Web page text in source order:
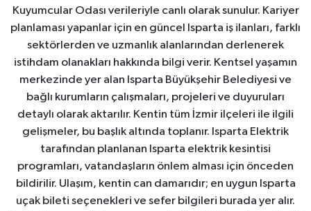
Kuyumcular Odası verileriyle canlı olarak sunulur. Kariyer
planlaması yapanlar için en güncel Isparta iş ilanları, farklı
sektörlerden ve uzmanlık alanlarından derlenerek
istihdam olanakları hakkında bilgi verir. Kentsel yaşamın
merkezinde yer alan Isparta Büyükşehir Belediyesi ve
bağlı kurumların çalışmaları, projeleri ve duyuruları
detaylı olarak aktarılır. Kentin tüm İzmir ilçeleri ile ilgili
gelişmeler, bu başlık altında toplanır. Isparta Elektrik
tarafından planlanan Isparta elektrik kesintisi
programları, vatandaşların önlem alması için önceden
bildirilir. Ulaşım, kentin can damarıdır; en uygun Isparta
uçak bileti seçenekleri ve sefer bilgileri burada yer alır.